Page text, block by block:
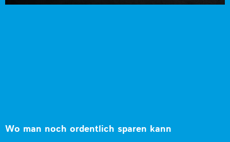
Wo man noch ordentlich sparen kann